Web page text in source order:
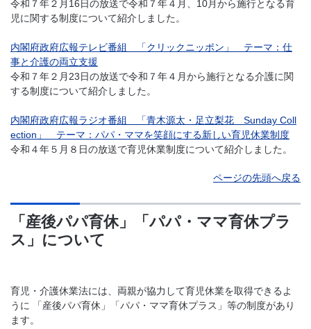
令和７年２月16日の放送で令和７年４月、10月から施行となる育
児に関する制度について紹介しました。
内閣府政府広報テレビ番組 「クリックニッポン」 テーマ：仕
事と介護の両立支援
令和７年２月23日の放送で令和７年４月から施行となる介護に関
する制度について紹介しました。
内閣府政府広報ラジオ番組 「青木源太・足立梨花 Sunday Coll
ection」 テーマ：パパ・ママを笑顔にする新しい育児休業制度
令和４年５月８日の放送で育児休業制度について紹介しました。
ページの先頭へ戻る
「産後パパ育休」「パパ・ママ育休プラ
ス」について
育児・介護休業法には、両親が協力して育児休業を取得できるよ
うに 「産後パパ育休」「パパ・ママ育休プラス」等の制度があり
ます。